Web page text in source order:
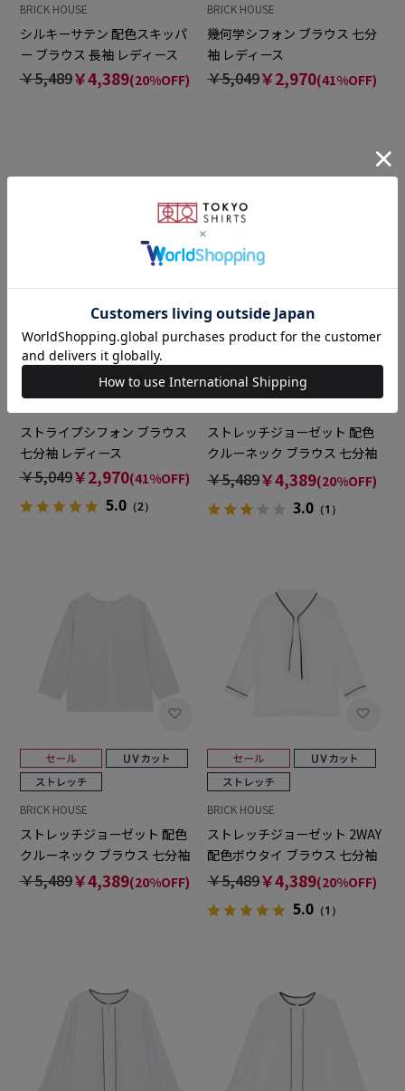
BRICK HOUSE
シルキーサテン 配色スキッパ
ー ブラウス 長袖 レディース
￥5,489￥4,389(20%OFF)
BRICK HOUSE
幾何学シフォン ブラウス 七分
袖 レディース
￥5,049￥2,970(41%OFF)
ストライプシフォン ブラウス
七分袖 レディース
￥5,049￥2,970(41%OFF)
5.0（2）
ストレッチジョーゼット 配色
クルーネック ブラウス 七分袖
レディース
￥5,489￥4,389(20%OFF)
3.0 （1）
BRICK HOUSE
ストレッチジョーゼット 配色
クルーネック ブラウス 七分袖
レディース
￥5,489￥4,389(20%OFF)
BRICK HOUSE
ストレッチジョーゼット 2WAY
配色ボウタイ ブラウス 七分袖
レディース
￥5,489￥4,389(20%OFF)
5.0 （1）